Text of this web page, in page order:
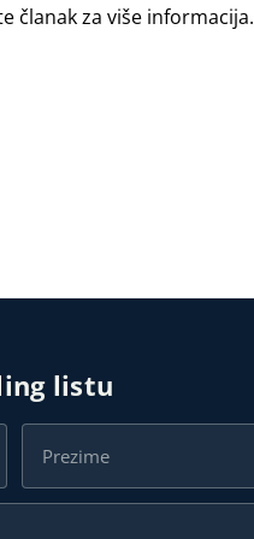
članakza više informacija.
listu